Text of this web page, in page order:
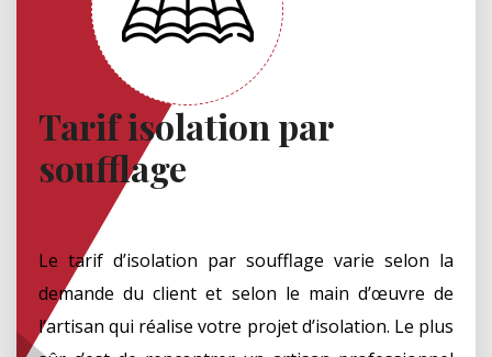
Tarif isolation par
soufflage
Le tarif d’isolation par soufflage varie selon la
demande du client et selon le main d’œuvre de
l’artisan qui réalise votre projet d’isolation. Le plus